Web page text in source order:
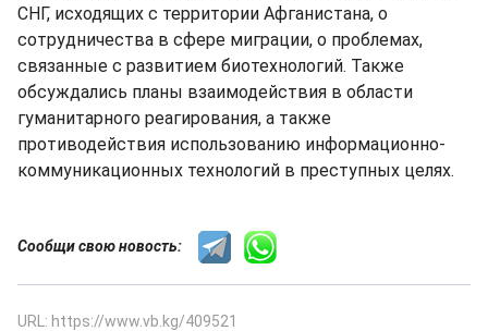
СНГ, исходящих с территории Афганистана, о
сотрудничества в сфере миграции, о проблемах,
связанные с развитием биотехнологий. Также
обсуждались планы взаимодействия в области
гуманитарного реагирования, а также
противодействия использованию информационно-
коммуникационных технологий в преступных целях.
Сообщи свою новость:
URL: https://www.vb.kg/409521